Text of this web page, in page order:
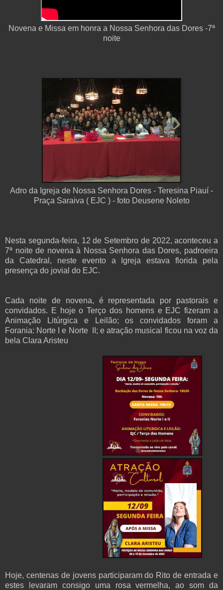
Novena e Missa em honra a Nossa Senhora das Dores -7ª
noite
Adro da Igreja de Nossa Senhora Dores - Teresina Piauí -
Praça Saraiva ( EJC ) - foto Deusene Noleto
Nesta segunda-feira, 12 de Setembro de 2022, aconteceu a
7ª noite de novena à Nossa Senhora das Dores, padroeira
da Catedral, neste evento a Igreja estava florida pela
presença do jovial do EJC.
Cada noite de novena, é representada por pastorais e
convidados. E hoje o Terço dos homens e EJC fizeram a
Animação Litúrgica e Leilão; os convidados foram a
Forania: Norte I e Norte II; e atração musical ficou na voz da
bela Clara Aristeu
Hoje, centenas de jovens participaram do Rito de entrada e
estes levaram consigo uma rosa vermelha, ao som da